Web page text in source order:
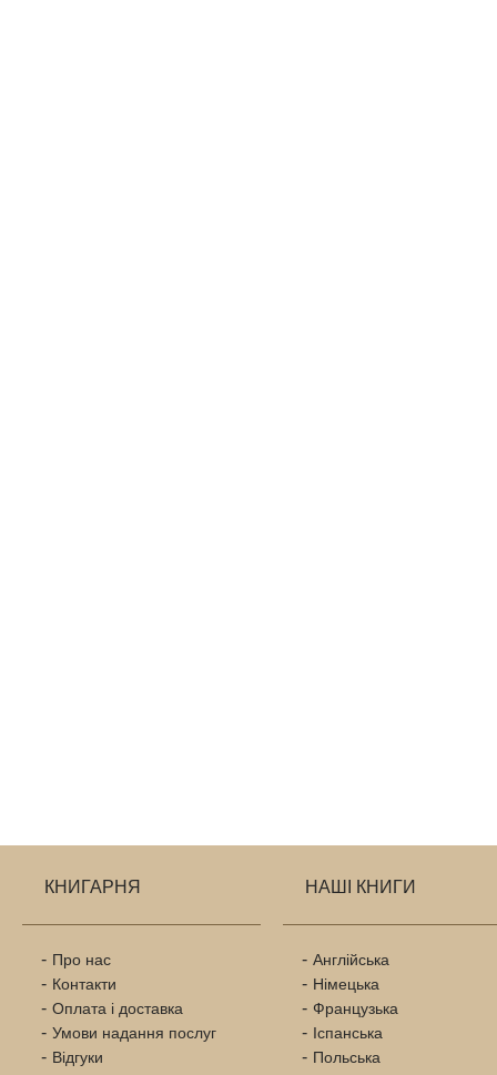
КНИГАРНЯ
Про нас
Контакти
Оплата і доставка
Умови надання послуг
Відгуки
НАШІ КНИГИ
Англійська
Німецька
Французька
Іспанська
Польська